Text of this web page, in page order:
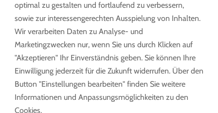
Automatisierte Spaltüberbrückung:
Wir ermöglichen ein gefahrloses Betreten des
Zugdaches durch automatisierte
Spaltüberbrückungen mittels Klappen und
Ausschüben. So können Sie sich auf Ihre Arbeit an
den Schienenfahrzeugen konzentrieren, ohne
optimal zu gestalten und fortlaufend zu verbessern,
sowie zur interessengerechten Ausspielung von Inhalten.
Wir verarbeiten Daten zu Analyse- und
Marketingzwecken nur, wenn Sie uns durch Klicken auf
"Akzeptieren" Ihr Einverständnis geben. Sie können Ihre
Einwilligung jederzeit für die Zukunft widerrufen. Über den
Button "Einstellungen bearbeiten" finden Sie weitere
Informationen und Anpassungsmöglichkeiten zu den
Cookies.